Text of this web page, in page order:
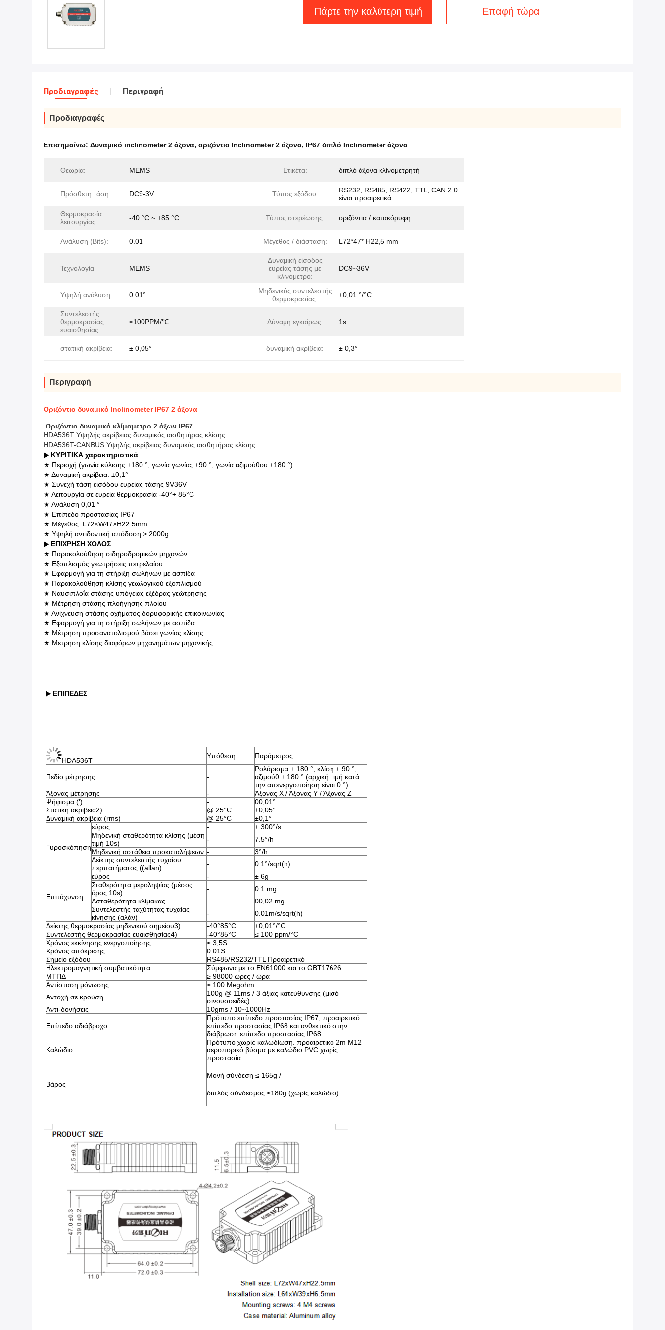
Πάρτε την καλύτερη τιμή Επαφή τώρα
Προδιαγραφές Περιγραφή
Προδιαγραφές
Επισημαίνω: Δυναμικό inclinometer 2 άξονα, οριζόντιο Inclinometer 2 άξονα, IP67 διπλό Inclinometer άξονα
Θεωρία: MEMS Ετικέτα: διπλό άξονα κλίνομετρητή
Πρόσθετη τάση: DC9-3V Τύπος εξόδου:
RS232, RS485, RS422, TTL, CAN 2.0
είναι προαιρετικά
Θερμοκρασία
λειτουργίας:
-40 °C ~ +85 °C Τύπος στερέωσης: οριζόντια / κατακόρυφη
Ανάλυση (Bits): 0.01 Μέγεθος / διάσταση: L72*47* H22,5 mm
Τεχνολογία: MEMS
Δυναμική είσοδος
ευρείας τάσης με
κλίνομετρο:
DC9~36V
Υψηλή ανάλυση: 0.01°
Μηδενικός συντελεστής
θερμοκρασίας:
±0,01 °/°C
Συντελεστής
θερμοκρασίας
ευαισθησίας:
≤100PPM/℃ Δύναμη εγκαίρως: 1s
στατική ακρίβεια: ± 0,05° δυναμική ακρίβεια: ± 0,3°
Περιγραφή
Οριζόντιο δυναμικό Inclinometer IP67 2 άξονα
Οριζόντιο δυναμικό κλίμαμετρο 2 άξων IP67
HDA536T Υψηλής ακρίβειας δυναμικός αισθητήρας κλίσης.
HDA536T-CANBUS Υψηλής ακρίβειας δυναμικός αισθητήρας κλίσης...
▶ ΚΥΡΙΤΙΚΑ χαρακτηριστικά
★ Περιοχή (γωνία κύλισης ±180 °, γωνία γωνίας ±90 °, γωνία αζιμούθου ±180 °)
★ Δυναμική ακρίβεια: ±0,1°
★ Συνεχή τάση εισόδου ευρείας τάσης 9V36V
★ Λειτουργία σε ευρεία θερμοκρασία -40°+ 85°C
★ Ανάλυση 0,01 °
★ Επίπεδο προστασίας IP67
★ Μέγεθος: L72×W47×H22.5mm
★ Υψηλή αντιδοντική απόδοση > 2000g
▶ ΕΠΙΧΡΗΣΗ ΧΟΛΟΣ
★ Παρακολούθηση σιδηροδρομικών μηχανών
★ Εξοπλισμός γεωτρήσεις πετρελαίου
★ Εφαρμογή για τη στήριξη σωλήνων με ασπίδα
★ Παρακολούθηση κλίσης γεωλογικού εξοπλισμού
★ Ναυσιπλοΐα στάσης υπόγειας εξέδρας γεώτρησης
★ Μέτρηση στάσης πλοήγησης πλοίου
★ Ανίχνευση στάσης οχήματος δορυφορικής επικοινωνίας
★ Εφαρμογή για τη στήριξη σωλήνων με ασπίδα
★ Μέτρηση προσανατολισμού βάσει γωνίας κλίσης
★ Μετρηση κλίσης διαφόρων μηχανημάτων μηχανικής
▶ ΕΠΙΠΕΔΕΣ
HDA536T
Υπόθεση Παράμετρος
Πεδίο μέτρησης -
Ρολάρισμα ± 180 °, κλίση ± 90 °,
αζιμούθ ± 180 ° (αρχική τιμή κατά
την απενεργοποίηση είναι 0 °)
Άξονας μέτρησης
-
Άξονας Χ / Άξονας Υ / Άξονας Ζ
Ψήφισμα (')
-
00,01°
Στατική ακρίβεια2)
@ 25°C
±0,05°
Δυναμική ακρίβεια (rms)
@ 25°C ±0,1°
Γυροσκόπηση
εύρος -
± 300°/s
Μηδενική σταθερότητα κλίσης (μέση
τιμή 10s)
-
7.5°/h
Μηδενική αστάθεια προκαταλήψεων. -
3°/h
Δείκτης συντελεστής τυχαίου
περπατήματος ((allan)
- 0.1°/sqrt(h)
Επιτάχυνση
εύρος -
± 6g
Σταθερότητα μεροληψίας (μέσος
όρος 10s)
-
0.1 mg
Ασταθερότητα κλίμακας
-
00,02 mg
Συντελεστής ταχύτητας τυχαίας
κίνησης (αλάν)
-
0.01m/s/sqrt(h)
Δείκτης θερμοκρασίας μηδενικού σημείου3)
-40°85°C
±0,01°/°C
Συντελεστής θερμοκρασίας ευαισθησίας4)
-40°85°C
≤ 100 ppm/°C
Χρόνος εκκίνησης ενεργοποίησης
≤ 3,5S
Χρόνος απόκρισης
0.01S
Σημείο εξόδου
RS485/RS232/TTL Προαιρετικό
Ηλεκτρομαγνητική συμβατικότητα
Σύμφωνα με το EN61000 και το GBT17626
ΜΤΠΔ
≥ 98000 ώρες / ώρα
Αντίσταση μόνωσης
≥ 100 Megohm
Αντοχή σε κρούση
100g @ 11ms / 3 άξιας κατεύθυνσης (μισό
σινουσοειδές)
Αντι-δονήσεις
10gms / 10~1000Hz
Επίπεδο αδιάβροχο
Πρότυπο επίπεδο προστασίας IP67, προαιρετικό
επίπεδο προστασίας IP68 και ανθεκτικό στην
διάβρωση επίπεδο προστασίας IP68
Καλώδιο
Πρότυπο χωρίς καλωδίωση, προαιρετικό 2m M12
αεροπορικό βύσμα με καλώδιο PVC χωρίς
προστασία
Βάρος
Μονή σύνδεση ≤ 165g /
διπλός σύνδεσμος ≤180g (χωρίς καλώδιο)